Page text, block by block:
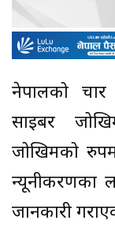
नेपालको
साइबर
जोखिमको
न्यूनीकरणका
जानकारी